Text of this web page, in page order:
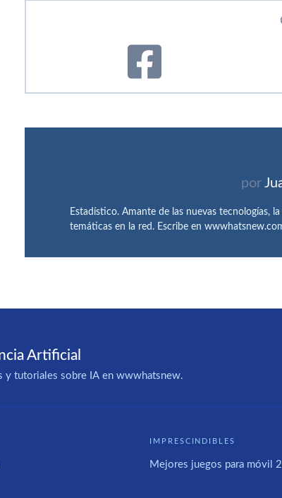
por
Estadístico. Amante de las nuevas tecnologías,
temáticas en la red. Escribe en
Artificial
y tutoriales sobre IA en wwwhatsnew.
IMPRESCINDIBLES
Mejores juegos para móvil